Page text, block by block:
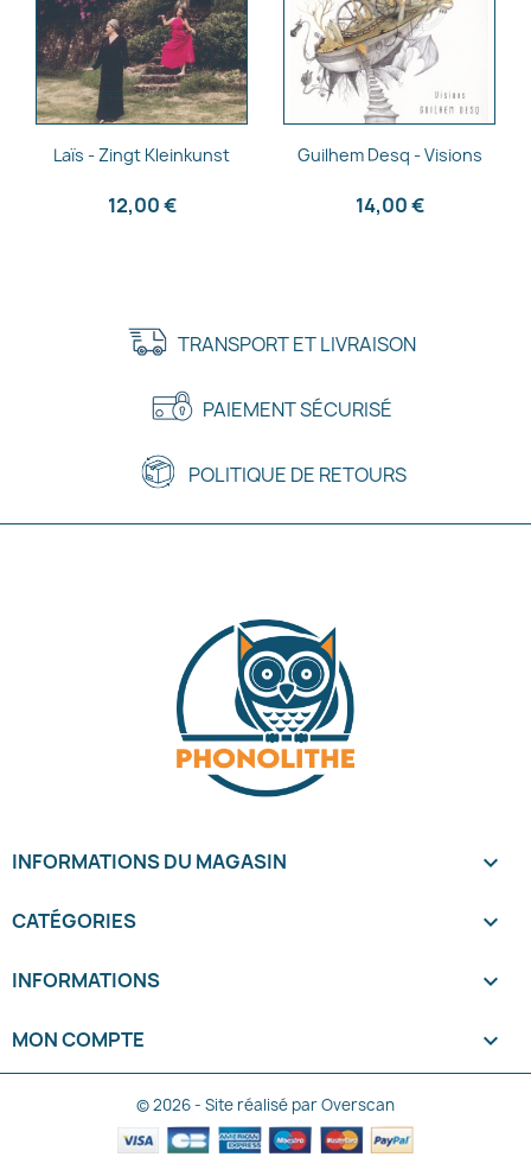
 Aperçu rapide
Laïs - Zingt Kleinkunst
12,00 €
Aperçu rapide
Guilhem Desq - Visions
14,00 €
TRANSPORT ET LIVRAISON
PAIEMENT SÉCURISÉ
POLITIQUE DE RETOURS
INFORMATIONS DU MAGASIN keyboard_arrow_down
CATÉGORIES 
INFORMATIONS 
MON COMPTE 
© 2026 - Site réalisé par Overscan